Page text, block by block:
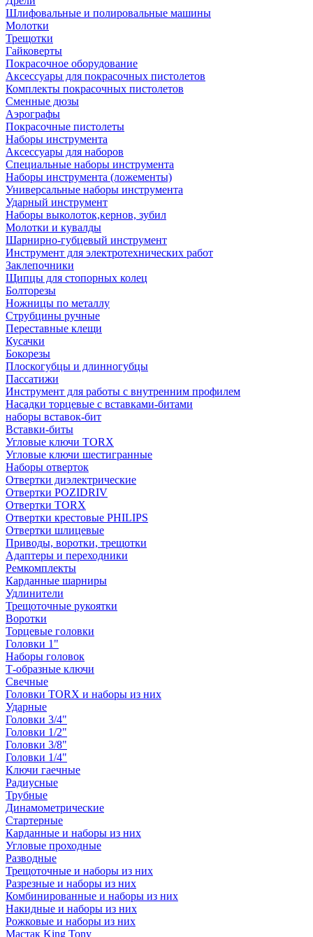
Шлифовальные и полировальные машины
Молотки
Трещотки
Гайковерты
Покрасочное оборудование
Аксессуары для покрасочных пистолетов
Комплекты покрасочных пистолетов
Сменные дюзы
Аэрографы
Покрасочные пистолеты
Наборы инструмента
Аксессуары для наборов
Специальные наборы инструмента
Наборы инструмента (ложементы)
Универсальные наборы инструмента
Ударный инструмент
Наборы выколоток,кернов, зубил
Молотки и кувалды
Шарнирно-губцевый инструмент
Инструмент для электротехнических работ
Заклепочники
Щипцы для стопорных колец
Болторезы
Ножницы по металлу
Струбцины ручные
Переставные клещи
Кусачки
Бокорезы
Плоскогубцы и длинногубцы
Пассатижи
Инструмент для работы с внутренним профилем
Насадки торцевые с вставками-битами
наборы вставок-бит
Вставки-биты
Угловые ключи TORX
Угловые ключи шестигранные
Наборы отверток
Отвертки диэлектрические
Отвертки POZIDRIV
Отвертки TORX
Отвертки крестовые PHILIPS
Отвертки шлицевые
Приводы, воротки, трещотки
Адаптеры и переходники
Ремкомплекты
Карданные шарниры
Удлинители
Трещоточные рукоятки
Воротки
Торцевые головки
Головки 1"
Наборы головок
Т-образные ключи
Свечные
Головки TORX и наборы из них
Ударные
Головки 3/4"
Головки 1/2"
Головки 3/8"
Головки 1/4"
Ключи гаечные
Радиусные
Трубные
Динамометрические
Стартерные
Карданные и наборы из них
Угловые проходные
Разводные
Трещоточные и наборы из них
Разрезные и наборы из них
Комбинированные и наборы из них
Накидные и наборы из них
Рожковые и наборы из них
Мастак King Tony